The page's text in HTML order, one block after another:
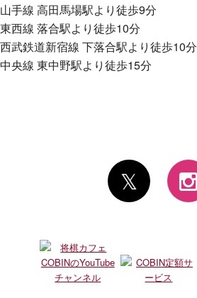
山手線 高田馬場駅より徒歩9分
東西線 落合駅より徒歩10分
西武鉄道新宿線 下落合駅より徒歩10分
中央線 東中野駅より徒歩15分
𝕏